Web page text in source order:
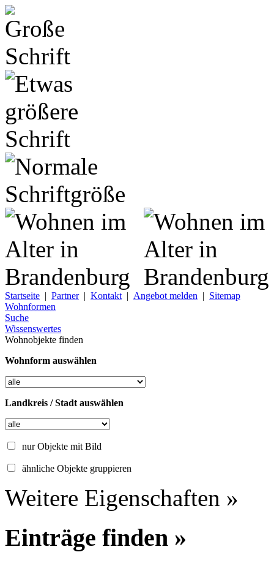
Startseite | Partner| Kontakt | Angebot melden | Sitemap
Wohnformen
Suche
Wissenswertes
Wohnobjekte finden
Wohnform auswählen
Landkreis / Stadt auswählen
nur Objekte mit Bild
ähnliche Objekte gruppieren
Weitere Eigenschaften »
Einträge finden »